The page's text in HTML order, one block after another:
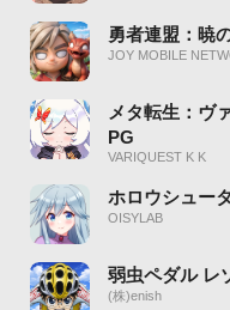
勇者連盟：暁
JOY MOBILE
メタ転生：ヴ
PG
VARIQUEST K K
ホロウシュー
OISYLAB
弱虫ペダル レ
(株)enish